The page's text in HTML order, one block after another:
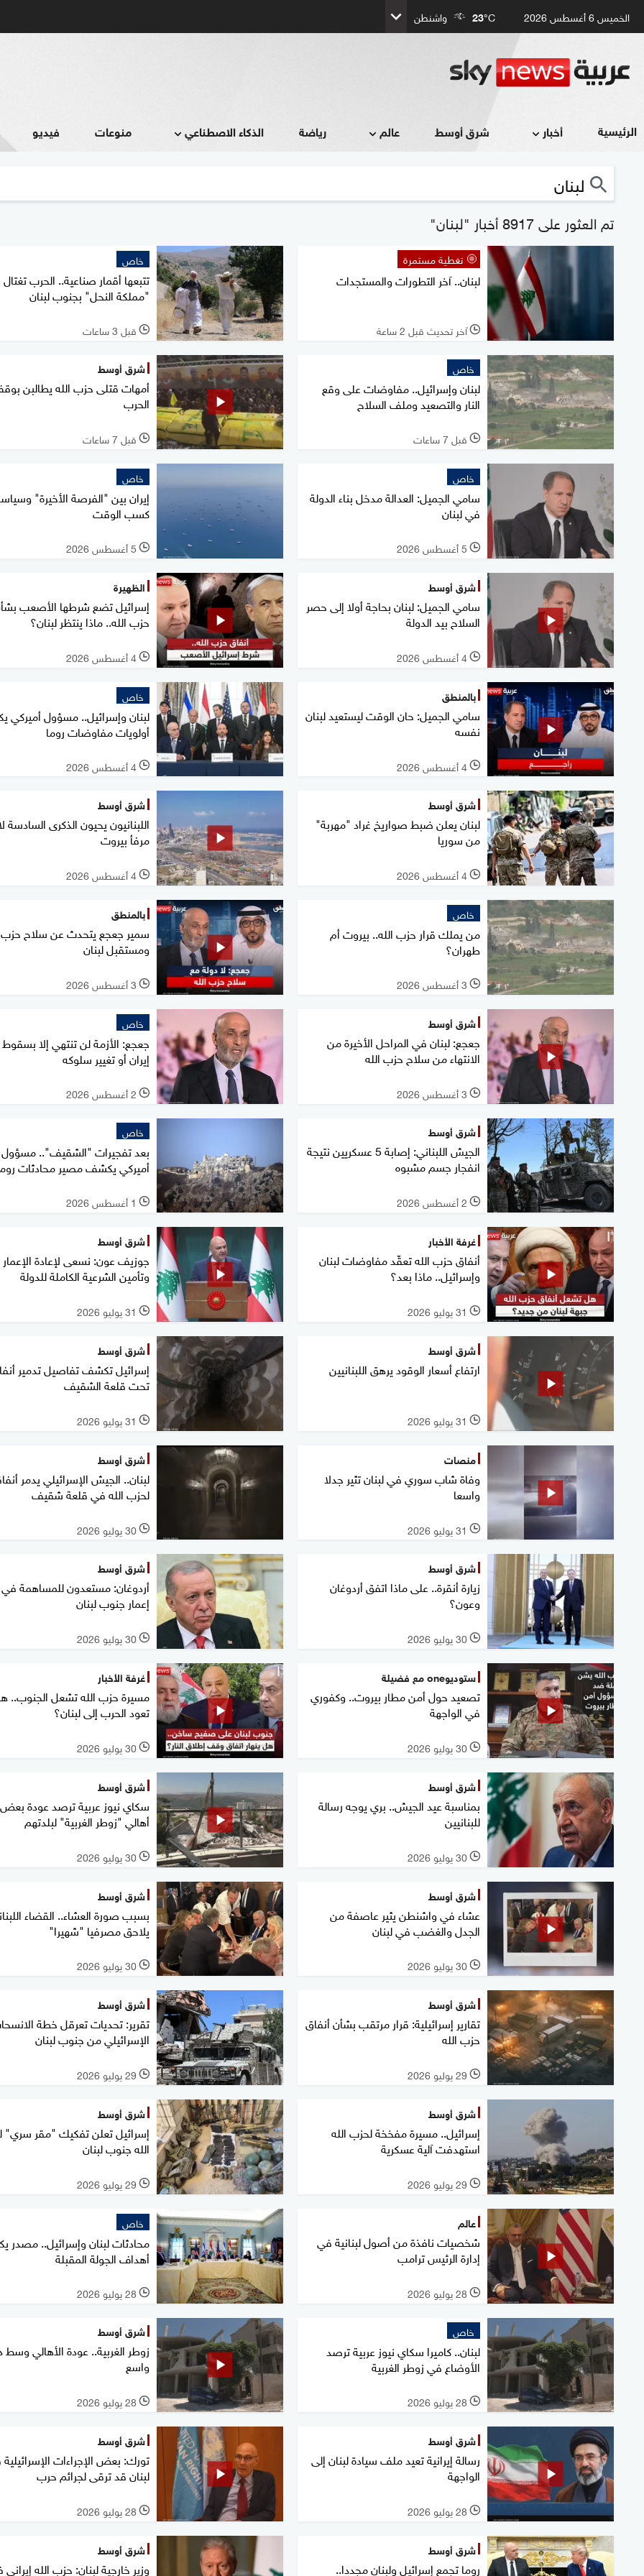
الخميس 6 أغسطس 2026 23°C واشنطن
الرئيسية أخبار شرق أوسط عالم رياضة الذكاء الاصطناعي منوعات فيديو
تم العثور على 8917 أخبار "لبنان"
تغطية مستمرة
لبنان.. آخر التطورات والمستجدات
l آخر تحديث قبل 2 ساعة
خاص
تتبعها أقمار صناعية.. الحرب تغتال
"مملكة النحل" بجنوب لبنان
l قبل 3 ساعات
خاص
لبنان وإسرائيل.. مفاوضات على وقع
النار والتصعيد وملف السلاح
l قبل 7 ساعات
شرق أوسط
أمهات قتلى حزب الله يطالبن
الحرب
l قبل 7 ساعات
خاص
سامي الجميل: العدالة مدخل بناء الدولة
في لبنان
l 5 أغسطس 2026
خاص
إيران بين "الفرصة الأخيرة"
كسب الوقت
l 5 أغسطس 2026
شرق أوسط
سامي الجميل: لبنان بحاجة أولا إلى حصر
السلاح بيد الدولة
l 4 أغسطس 2026
الظهيرة
إسرائيل تضع شرطها الأصعب
حزب الله.. ماذا ينتظر لبنان؟
l 4 أغسطس 2026
بالمنطق
سامي الجميل: حان الوقت ليستعيد لبنان
نفسه
l 4 أغسطس 2026
خاص
لبنان وإسرائيل.. مسؤول
أولويات مفاوضات روما
l 4 أغسطس 2026
شرق أوسط
لبنان يعلن ضبط صواريخ غراد "مهربة"
من سوريا
l 4 أغسطس 2026
شرق أوسط
اللبنانيون يحيون الذكرى السادسة
مرفأ بيروت
l 4 أغسطس 2026
خاص
من يملك قرار حزب الله.. بيروت أم
طهران؟
l 3 أغسطس 2026
بالمنطق
سمير جعجع يتحدث عن سلاح حزب
ومستقبل لبنان
l 3 أغسطس 2026
شرق أوسط
جعجع: لبنان في المراحل الأخيرة من
الانتهاء من سلاح حزب الله
l 3 أغسطس 2026
خاص
جعجع: الأزمة لن تنتهي إلا
إيران أو تغيير سلوكه
l 2 أغسطس 2026
شرق أوسط
الجيش اللبناني: إصابة 5 عسكريين نتيجة
انفجار جسم مشبوه
l 2 أغسطس 2026
خاص
بعد تفجيرات "الشقيف".. مسؤول
أميركي يكشف مصير محادثات
l 1 أغسطس 2026
غرفة الأخبار
أنفاق حزب الله تعقّد مفاوضات لبنان
وإسرائيل.. ماذا بعد؟
l 31 يوليو 2026
شرق أوسط
جوزيف عون: نسعى لإعادة الإعمار
وتأمين الشرعية الكاملة للدولة
l 31 يوليو 2026
شرق أوسط
ارتفاع أسعار الوقود يرهق اللبنانيين
l 31 يوليو 2026
شرق أوسط
إسرائيل تكشف تفاصيل تدمير
تحت قلعة الشقيف
l 31 يوليو 2026
منصات
وفاة شاب سوري في لبنان تثير جدلا
واسعا
l 31 يوليو 2026
شرق أوسط
لبنان.. الجيش الإسرائيلي يدمر
لحزب الله في قلعة شقيف
l 30 يوليو 2026
شرق أوسط
زيارة أنقرة.. على ماذا اتفق أردوغان
وعون؟
l 30 يوليو 2026
شرق أوسط
أردوغان: مستعدون للمساهمة في
إعمار جنوب لبنان
l 30 يوليو 2026
ستوديوone مع فضيلة
تصعيد حول أمن مطار بيروت.. وكفوري
في الواجهة
l 30 يوليو 2026
غرفة الأخبار
مسيرة حزب الله تشعل الجنوب..
تعود الحرب إلى لبنان؟
l 30 يوليو 2026
شرق أوسط
بمناسبة عيد الجيش.. بري يوجه رسالة
للبنانيين
l 30 يوليو 2026
شرق أوسط
سكاي نيوز عربية ترصد عودة بعض
أهالي "زوطر الغربية" لبلدتهم
l 30 يوليو 2026
شرق أوسط
عشاء في واشنطن يثير عاصفة من
الجدل والغضب في لبنان
l 30 يوليو 2026
شرق أوسط
بسبب صورة العشاء.. القضاء
يلاحق مصرفيا "شهيرا"
l 30 يوليو 2026
شرق أوسط
تقارير إسرائيلية: قرار مرتقب بشأن أنفاق
حزب الله
l 29 يوليو 2026
شرق أوسط
تقرير: تحديات تعرقل خطة
الإسرائيلي من جنوب لبنان
l 29 يوليو 2026
شرق أوسط
إسرائيل.. مسيرة مفخخة لحزب الله
استهدفت آلية عسكرية
l 29 يوليو 2026
شرق أوسط
إسرائيل تعلن تفكيك "مقر سري"
الله جنوب لبنان
l 29 يوليو 2026
عالم
شخصيات نافذة من أصول لبنانية في
إدارة الرئيس ترامب
l 28 يوليو 2026
خاص
محادثات لبنان وإسرائيل..
أهداف الجولة المقبلة
l 28 يوليو 2026
خاص
لبنان.. كاميرا سكاي نيوز عربية ترصد
الأوضاع في زوطر الغربية
l 28 يوليو 2026
شرق أوسط
زوطر الغربية.. عودة الأهالي وسط
واسع
l 28 يوليو 2026
شرق أوسط
رسالة إيرانية تعيد ملف سيادة لبنان إلى
الواجهة
l 28 يوليو 2026
شرق أوسط
تورك: بعض الإجراءات
لبنان قد ترقى لجرائم حرب
l 28 يوليو 2026
شرق أوسط
روما تجمع إسرائيل ولبنان مجددا..
شرق أوسط
وزير خارجية لبنان: حزب الله